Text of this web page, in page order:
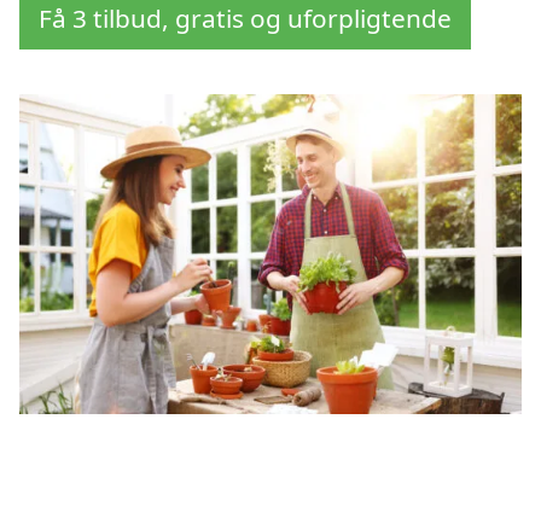
Få 3 tilbud, gratis og uforpligtende